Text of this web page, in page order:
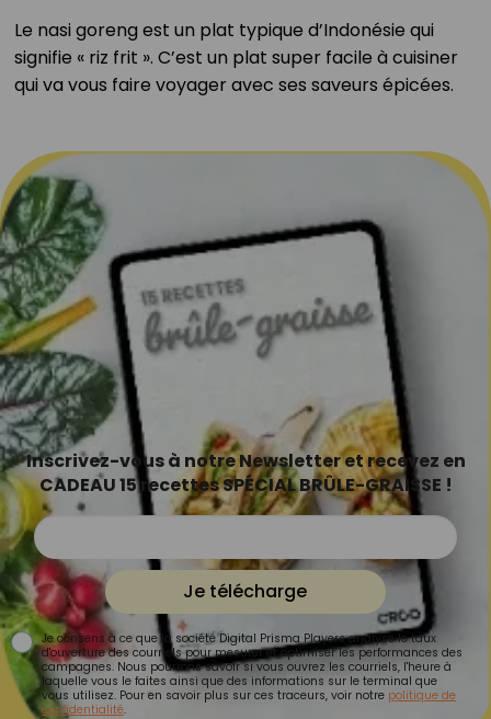
Le nasi goreng est un plat typique d’Indonésie qui
signifie « riz frit ». C’est un plat super facile à cuisiner
qui va vous faire voyager avec ses saveurs épicées.
Inscrivez-vous à notre Newsletter et recevez en
CADEAU 15 recettes SPÉCIAL BRÛLE-GRAISSE !
Je télécharge
Je consens à ce que la société Digital Prisma Players analyse le taux
d'ouverture des courriels pour mesurer et optimiser les performances des
campagnes. Nous pourrons savoir si vous ouvrez les courriels, l'heure à
laquelle vous le faites ainsi que des informations sur le terminal que
vous utilisez. Pour en savoir plus sur ces traceurs, voir notre politique de
confidentialité.